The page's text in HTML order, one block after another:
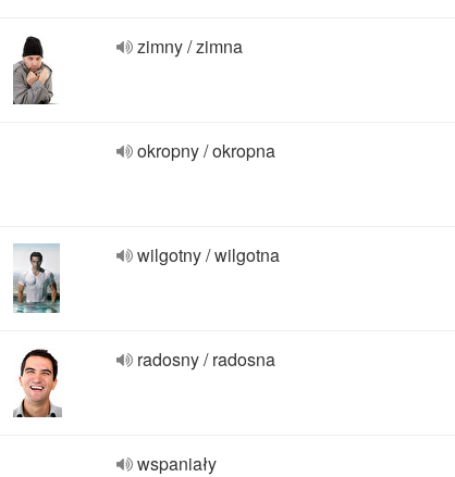
zimny / zimna
okropny / okropna
wilgotny / wilgotna
radosny / radosna
wspaniały